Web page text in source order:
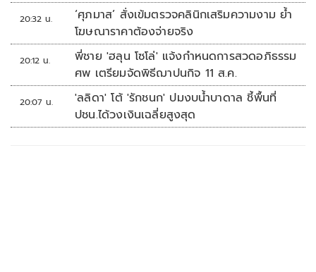
20:32 น.
‘ศุภมาส’ สั่งเข้มตรวจคลินิกเสริมความงาม ย้ำ
โฆษณาราคาต้องจ่ายจริง
20:12 น.
พี่ชาย 'ฮลุน โซโล่' แจ้งกำหนดการสวดอภิธรรม
ศพ เตรียมจัดพิธีฌาปนกิจ 11 ส.ค.
20:07 น.
'ลลิดา' โต้ 'รักชนก' ปมงบน้ำบาดาล ชี้พื้นที่
ปชน.ได้วงเงินเฉลี่ยสูงสุด